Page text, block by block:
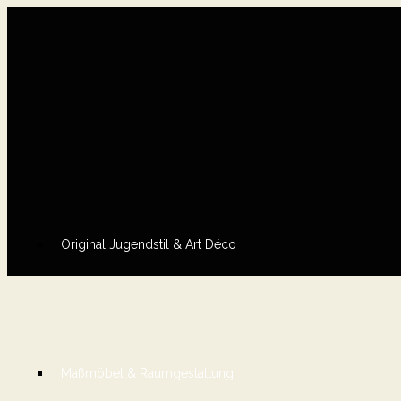
Original Jugendstil & Art Déco
Maßmöbel & Raumgestaltung